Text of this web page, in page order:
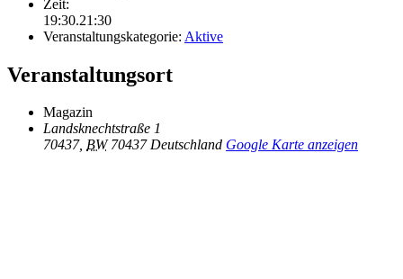
Zeit:
19:30.21:30
Veranstaltungskategorie: Aktive
Veranstaltungsort
Magazin
Landsknechtstraße 1
70437, BW 70437 Deutschland Google Karte anzeigen